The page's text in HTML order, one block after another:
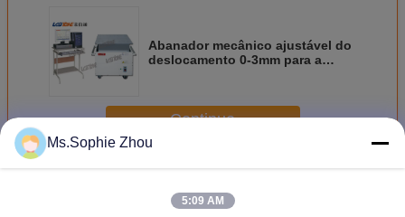
Abanador mecânico ajustável do
deslocamento 0-3mm para a
Continue
MaisTabela mecânica do abanador
Ms.Sophie Zhou
5:09 AM